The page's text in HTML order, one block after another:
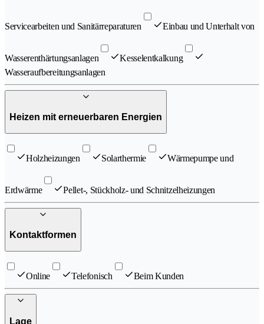
Servicearbeiten und Sanitärreparaturen Einbau und Unterhalt von
Wasserenthärtungsanlagen
Kesselentkalkung
Wasseraufbereitungsanlagen
Heizen mit erneuerbaren Energien
Holzheizungen Solarthermie Wärmepumpe und
Erdwärme Pellet-, Stückholz- und Schnitzelheizungen
Kontaktformen
Online Telefonisch Beim Kunden
Lage